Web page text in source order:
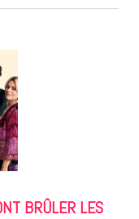
BRÛLER LES